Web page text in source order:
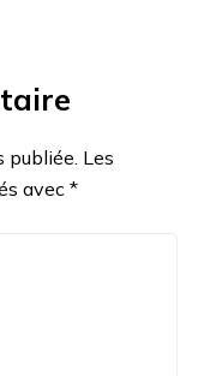
publiée. Les
avec *